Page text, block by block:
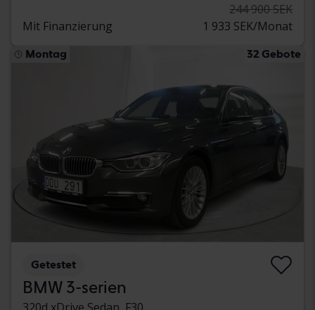
244 900 SEK
Mit Finanzierung
1 933 SEK/Monat
Montag 32 Gebote
Getestet
BMW 3-serien